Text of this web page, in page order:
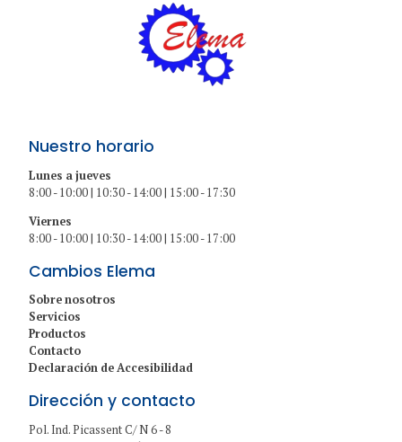
Nuestro horario
Lunes a jueves
8:00 - 10:00 | 10:30 - 14:00 | 15:00 - 17:30
Viernes
8:00 - 10:00 | 10:30 - 14:00 | 15:00 - 17:00
Cambios Elema
Sobre nosotros
Servicios
Productos
Contacto
Declaración de Accesibilidad
Dirección y contacto
Pol. Ind. Picassent C/ N 6 - 8